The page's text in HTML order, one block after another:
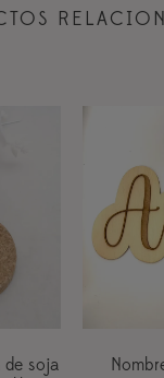
de soja